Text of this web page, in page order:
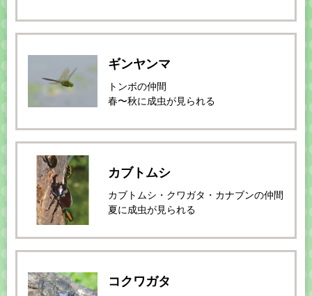
ギンヤンマ
トンボの仲間
春〜秋に成虫が見られる
カブトムシ
カブトムシ・クワガタ・カナブンの仲間
夏に成虫が見られる
コクワガタ